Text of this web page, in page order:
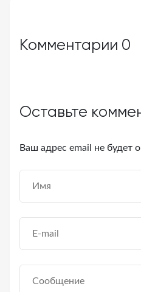
Комментарии 0
Оставьте
Ваш адрес email не будет